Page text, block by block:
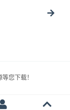
您下载！